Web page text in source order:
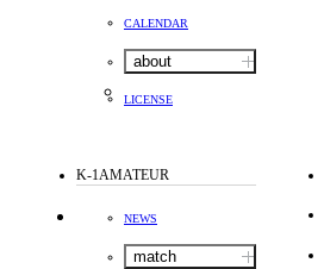
CALENDAR
about
LICENSE
K-1AMATEUR
NEWS
match